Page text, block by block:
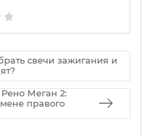
свечи зажигания и
Меган 2:
правого